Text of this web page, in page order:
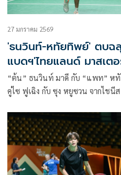
27 มกราคม 2569
'ธนวินท์-หทัยทิพย์' ตบฉ
แบดฯ'ไทยแลนด์ มาสเต
“ต้น” ธนวินท์ มาดี กับ “แพท” ห
คู่ไซ ฟูเฉิง กับ ซุง หยูซวน จากไชนี
เตอร์ส 2026